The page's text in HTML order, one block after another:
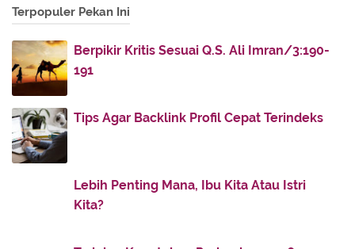
► April(3)
► January(1)
►
► 2021 (43)
► 2020
► 2019
(11)
Terpopuler Pekan Ini
Berpikir Kritis Sesuai Q.S. Ali Imran/3:190-
191
Tips Agar Backlink Profil Cepat Terindeks
Lebih Penting Mana, Ibu Kita Atau Istri
Kita?